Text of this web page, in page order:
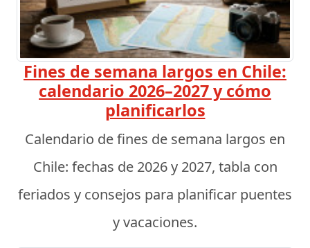
Fines de semana largos en Chile:
calendario 2026–2027 y cómo
planificarlos
Calendario de fines de semana largos en
Chile: fechas de 2026 y 2027, tabla con
feriados y consejos para planificar puentes
y vacaciones.